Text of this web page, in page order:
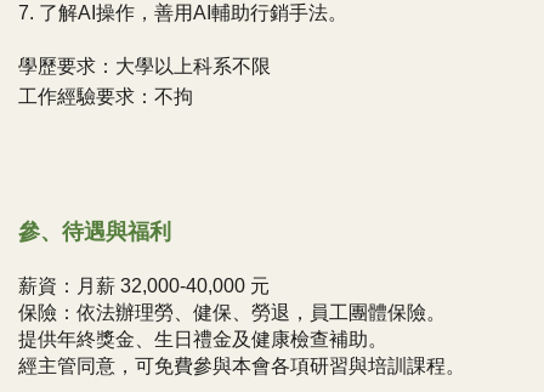
7. 了解AI操作，善用AI輔助行銷手法。
學歷要求：大學以上科系不限
工作經驗要求：不拘
參、待遇與福利
薪資：月薪 32,000-40,000 元
保險：依法辦理勞、健保、勞退，員工團體保險。
提供年終獎金、生日禮金及健康檢查補助。
經主管同意，可免費參與本會各項研習與培訓課程。